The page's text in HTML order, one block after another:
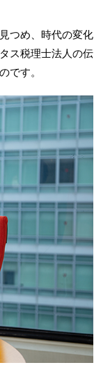
つめ、時代の変化
ス税理士法人の伝
です。